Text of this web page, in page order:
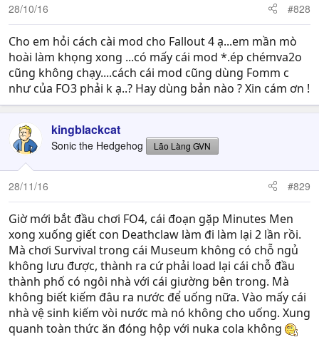
28/10/16 #828
Cho em hỏi cách cài mod cho Fallout 4 ạ...em mần mò
hoài làm khọng xong ...có mấy cái mod *.ép chémva2o
cũng không chạy....cách cái mod cũng dùng Fomm c
như của FO3 phải k ạ..? Hay dùng bản nào ? Xin cám ơn !
kingblackcat
Sonic the Hedgehog Lão Làng GVN
28/11/16 #829
Giờ mới bắt đầu chơi FO4, cái đoạn gặp Minutes Men
xong xuống giết con Deathclaw làm đi làm lại 2 lần rồi.
Mà chơi Survival trong cái Museum không có chỗ ngủ
không lưu được, thành ra cứ phải load lại cái chỗ đầu
thành phố có ngôi nhà với cái giường bên trong. Mà
không biết kiếm đâu ra nước để uống nữa. Vào mấy cái
nhà vệ sinh kiếm vòi nước mà nó không cho uống. Xung
quanh toàn thức ăn đóng hộp với nuka cola không